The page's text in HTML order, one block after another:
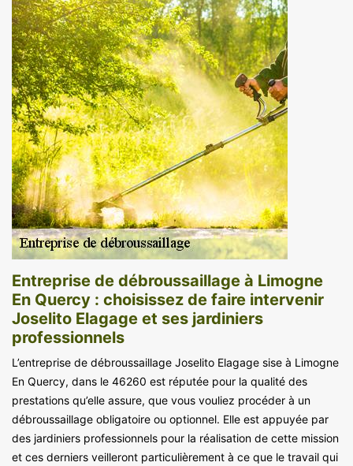
Entreprise de débroussaillage à Limogne
En Quercy : choisissez de faire intervenir
Joselito Elagage et ses jardiniers
professionnels
L’entreprise de débroussaillage Joselito Elagage sise à Limogne
En Quercy, dans le 46260 est réputée pour la qualité des
prestations qu’elle assure, que vous vouliez procéder à un
débroussaillage obligatoire ou optionnel. Elle est appuyée par
des jardiniers professionnels pour la réalisation de cette mission
et ces derniers veilleront particulièrement à ce que le travail qui